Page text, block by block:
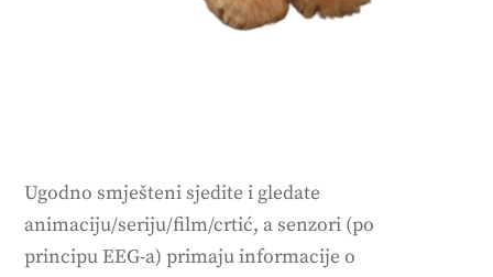
Ugodno smješteni sjedite i gledate
animaciju/seriju/film/crtić, a senzori (po
principu EEG-a) primaju informacije o